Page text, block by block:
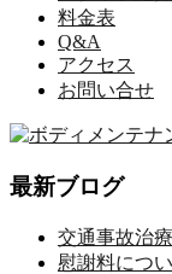
料金表
Q&A
アクセス
お問い合せ
最新ブログ
交通事故治
慰謝料につ